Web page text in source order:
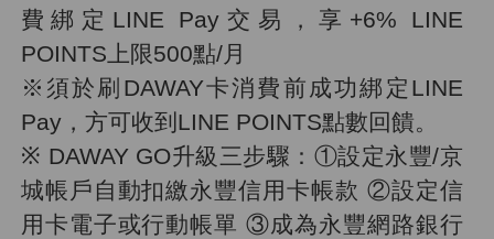
費綁定LINE Pay交易，享+6% LINE
POINTS上限500點/月
※須於刷DAWAY卡消費前成功綁定LINE
Pay，方可收到LINE POINTS點數回饋。
※ DAWAY GO升級三步驟：①設定永豐/京
城帳戶自動扣繳永豐信用卡帳款 ②設定信
用卡電子或行動帳單 ③成為永豐網路銀行